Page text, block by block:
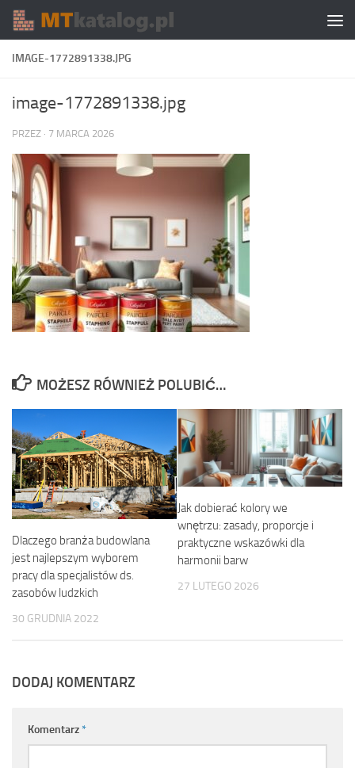
Skip to content
IMAGE-1772891338.JPG
image-1772891338.jpg
PRZEZ · 7 MARCA 2026
MOŻESZ RÓWNIEŻ POLUBIĆ…
Dlaczego branża budowlana
jest najlepszym wyborem
pracy dla specjalistów ds.
zasobów ludzkich
30 GRUDNIA 2022
Jak dobierać kolory we
wnętrzu: zasady, proporcje i
praktyczne wskazówki dla
harmonii barw
27 LUTEGO 2026
DODAJ KOMENTARZ
Komentarz*